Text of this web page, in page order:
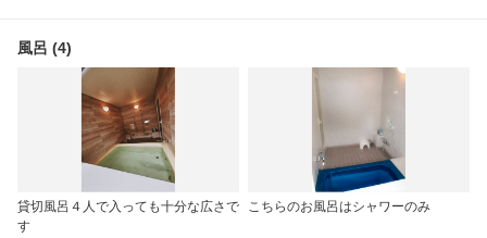
風呂 (4)
貸切風呂４人で入っても十分な広さで
す
こちらのお風呂はシャワーのみ